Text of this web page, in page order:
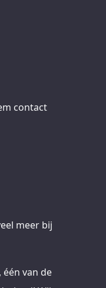
contact
meer bij
één van de